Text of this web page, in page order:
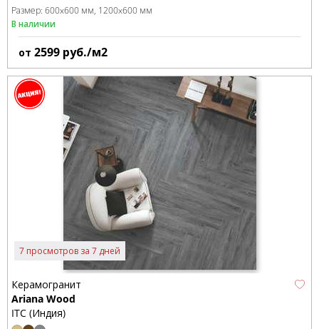
Размер: 600x600 мм 1200x600 мм
В наличии
от 2599 руб./м2
7 просмотров за 7 дней
Керамогранит
Ariana Wood
ITC (Индия)